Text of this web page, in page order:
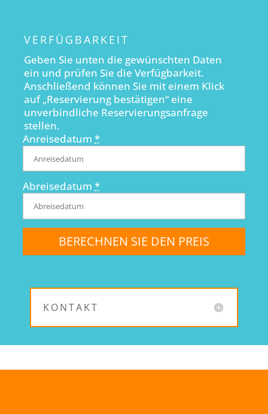
VERFÜGBARKEIT
Geben Sie unten die gewünschten Daten
ein und prüfen Sie die Verfügbarkeit.
Anschließend können Sie mit einem Klick
auf „Reservierung bestätigen“ eine
unverbindliche Reservierungsanfrage
stellen.
Anreisedatum *
Abreisedatum *
KONTAKT